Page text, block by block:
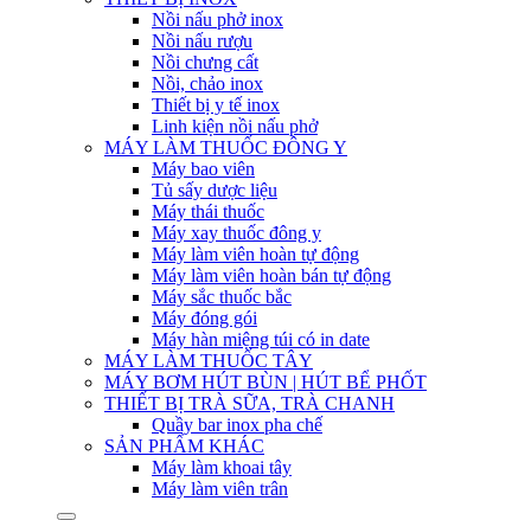
Nồi nấu phở inox
Nồi nấu rượu
Nồi chưng cất
Nồi, chảo inox
Thiết bị y tế inox
Linh kiện nồi nấu phở
MÁY LÀM THUỐC ĐÔNG Y
Máy bao viên
Tủ sấy dược liệu
Máy thái thuốc
Máy xay thuốc đông y
Máy làm viên hoàn tự động
Máy làm viên hoàn bán tự động
Máy sắc thuốc bắc
Máy đóng gói
Máy hàn miệng túi có in date
MÁY LÀM THUỐC TÂY
MÁY BƠM HÚT BÙN | HÚT BỂ PHỐT
THIẾT BỊ TRÀ SỮA, TRÀ CHANH
Quầy bar inox pha chế
SẢN PHẨM KHÁC
Máy làm khoai tây
Máy làm viên trân